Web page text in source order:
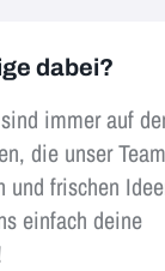
dabei?
immer auf
die unser
und frischen
einfach deine